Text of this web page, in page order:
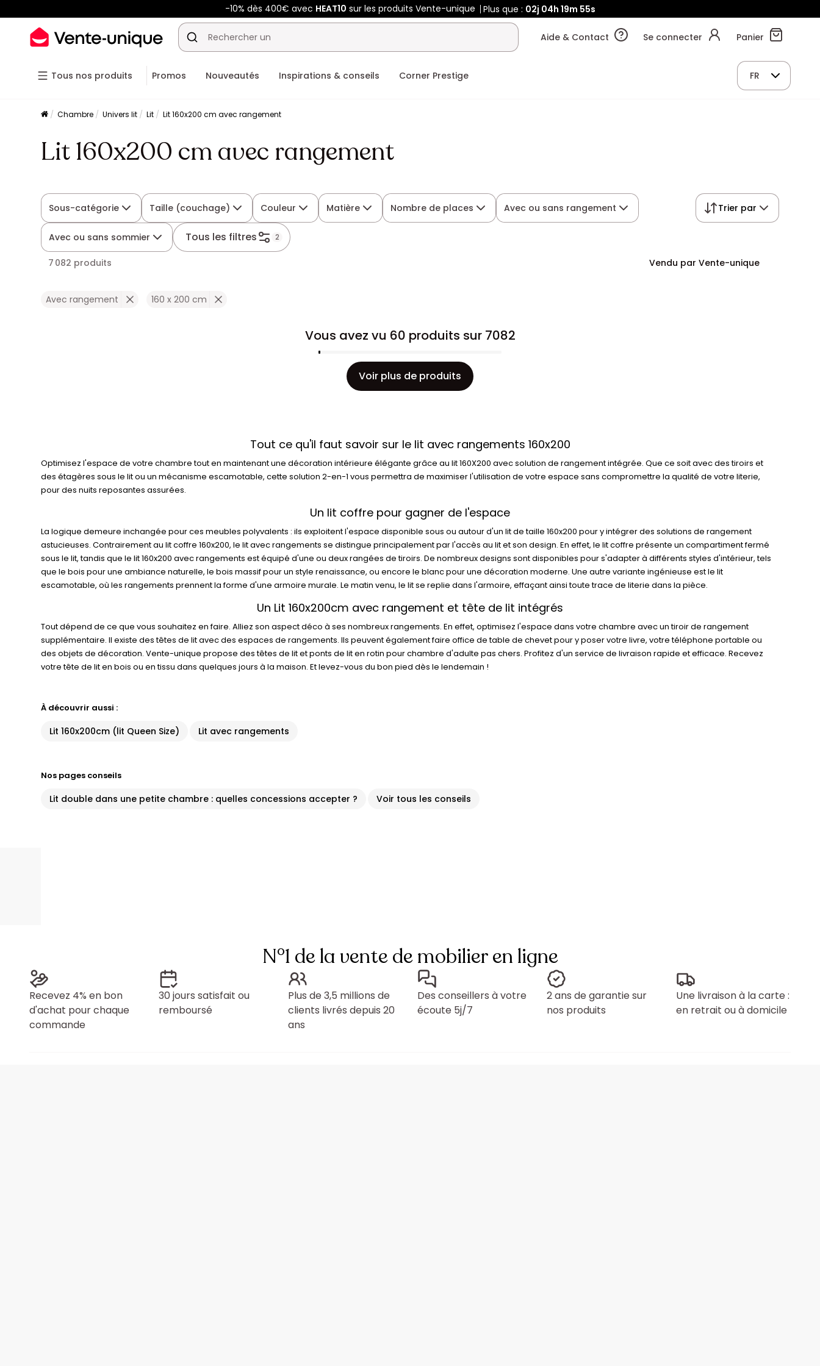
-10% dès 400€ avec HEAT10 sur les produits Vente-unique Plus que : 02j 04h 19m 53s
Aide & Contact Se connecter Panier
Tous nos produits Promos Nouveautés Inspirations & conseils Corner Prestige FR
Chambre Univers lit Lit Lit 160x200 cm avec rangement
Lit 160x200 cm avec rangement
Sous-catégorie Taille (couchage) Couleur Matière Nombre de places Avec ou sans rangement
Avec ou sans sommier Tous les filtres 2
Trier par
7 082 produits Vendu par Vente-unique
Avec rangement 160 x 200 cm
Vous avez vu 60 produits sur 7082
Voir plus de produits
Tout ce qu'il faut savoir sur le lit avec rangements 160x200
Optimisez l'espace de votre chambre tout en maintenant une décoration intérieure élégante grâce au lit 160X200 avec solution de rangement intégrée. Que ce soit avec des tiroirs et
des étagères sous le lit ou un mécanisme escamotable, cette solution 2-en-1 vous permettra de maximiser l'utilisation de votre espace sans compromettre la qualité de votre literie,
pour des nuits reposantes assurées.
Un lit coffre pour gagner de l'espace
La logique demeure inchangée pour ces meubles polyvalents : ils exploitent l'espace disponible sous ou autour d'un lit de taille 160x200 pour y intégrer des solutions de rangement
astucieuses. Contrairement au lit coffre 160x200, le lit avec rangements se distingue principalement par l'accès au lit et son design. En effet, le lit coffre présente un compartiment fermé
sous le lit, tandis que le lit 160x200 avec rangements est équipé d'une ou deux rangées de tiroirs. De nombreux designs sont disponibles pour s'adapter à différents styles d'intérieur, tels
que le bois pour une ambiance naturelle, le bois massif pour un style renaissance, ou encore le blanc pour une décoration moderne. Une autre variante ingénieuse est le lit
escamotable, où les rangements prennent la forme d'une armoire murale. Le matin venu, le lit se replie dans l'armoire, effaçant ainsi toute trace de literie dans la pièce.
Un Lit 160x200cm avec rangement et tête de lit intégrés
Tout dépend de ce que vous souhaitez en faire. Alliez son aspect déco à ses nombreux rangements. En effet, optimisez l'espace dans votre chambre avec un tiroir de rangement
supplémentaire. Il existe des têtes de lit avec des espaces de rangements. Ils peuvent également faire office de table de chevet pour y poser votre livre, votre téléphone portable ou
des objets de décoration. Vente-unique propose des têtes de lit et ponts de lit en rotin pour chambre d'adulte pas chers. Profitez d'un service de livraison rapide et efficace. Recevez
votre tête de lit en bois ou en tissu dans quelques jours à la maison. Et levez-vous du bon pied dès le lendemain !
À découvrir aussi :
Lit 160x200cm (lit Queen Size) Lit avec rangements
Nos pages conseils
Lit double dans une petite chambre : quelles concessions accepter ? Voir tous les conseils
N°1 de la vente de mobilier en ligne
Recevez 4% en bon
d'achat pour chaque
commande
30 jours satisfait ou
remboursé
Plus de 3,5 millions de
clients livrés depuis 20
ans
Des conseillers à votre
écoute 5j/7
2 ans de garantie sur
nos produits
Une livraison à la carte :
en retrait ou à domicile